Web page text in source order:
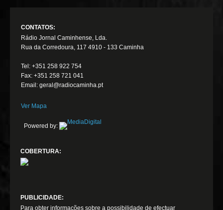
CONTATOS:
Rádio Jornal Caminhense, Lda.
Rua da Corredoura, 117 4910 - 133 Caminha
Tel: +351 258 922 754
Fax: +351 258 721 041
Email: geral@radiocaminha.pt
Ver Mapa
Powered by:
COBERTURA:
PUBLICIDADE:
Para obter informações sobre a possibilidade de efectuar